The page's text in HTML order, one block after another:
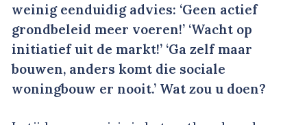
weinig eenduidig advies: ‘Geen actief
grondbeleid meer voeren!’ ‘Wacht op
initiatief uit de markt!’ ‘Ga zelf maar
bouwen, anders komt die sociale
woningbouw er nooit.’ Wat zou u doen?